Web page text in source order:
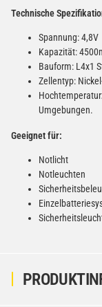
Technische
Spannung: 4,8V
Kapazität:
Bauform: L4x1
Zellentyp:
Umgebungen.
Geeignet für:
Notlicht
Notleuchten